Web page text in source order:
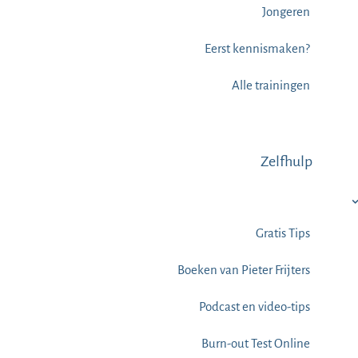
Jongeren
Eerst kennismaken?
Alle trainingen
Zelfhulp
Gratis Tips
Boeken van Pieter Frijters
Podcast en video-tips
Burn-out Test Online